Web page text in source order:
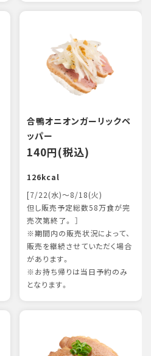
合鴨オニオンガーリックペ
ッパー
140円(税込)
126kcal
[7/22(水)～8/18(火)
但し販売予定総数58万食が完
売次第終了。 ］
※期間内の販売状況によって、
販売を継続させていただく場合
があります。
※お持ち帰りは当日予約のみ
となります。